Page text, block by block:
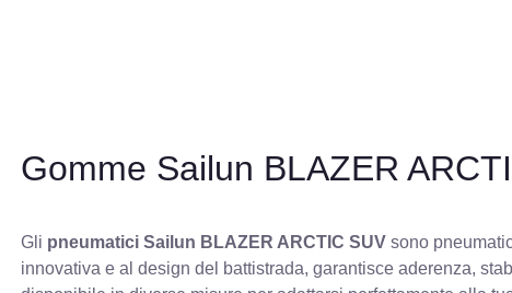
Gomme Sailun BLAZER
Gli pneumatici Sailun BLAZER ARCTIC SUV sono
innovativa e al design del battistrada, garantisce aderenza,